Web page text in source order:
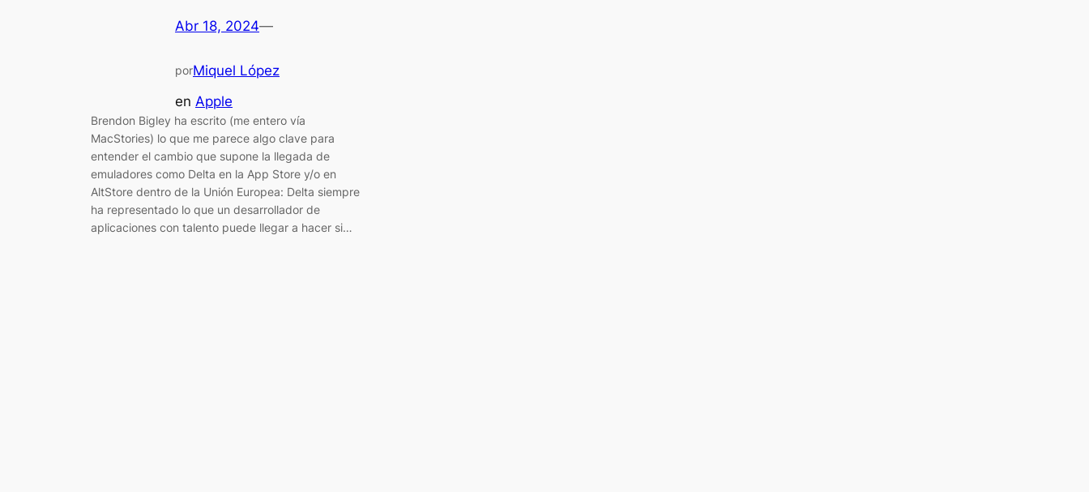
Abr 18, 2024—
porMiquel López
en Apple
Brendon Bigley ha escrito (me entero vía
MacStories) lo que me parece algo clave para
entender el cambio que supone la llegada de
emuladores como Delta en la App Store y/o en
AltStore dentro de la Unión Europea: Delta siempre
ha representado lo que un desarrollador de
aplicaciones con talento puede llegar a hacer si…